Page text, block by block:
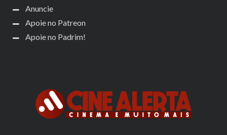
Anuncie
Apoie no Patreon
Apoie no Padrim!